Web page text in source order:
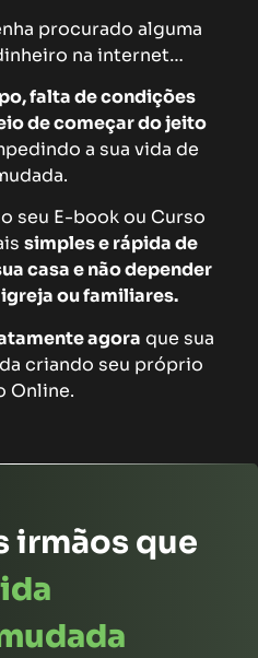
procurado alguma
na internet…
falta de condições
de começar do jeito
a sua vida de
seu E-book ou Curso
simples e rápida de
casa e não depender
ou familiares.
agora que sua
criando seu próprio
Online.
irmãos que